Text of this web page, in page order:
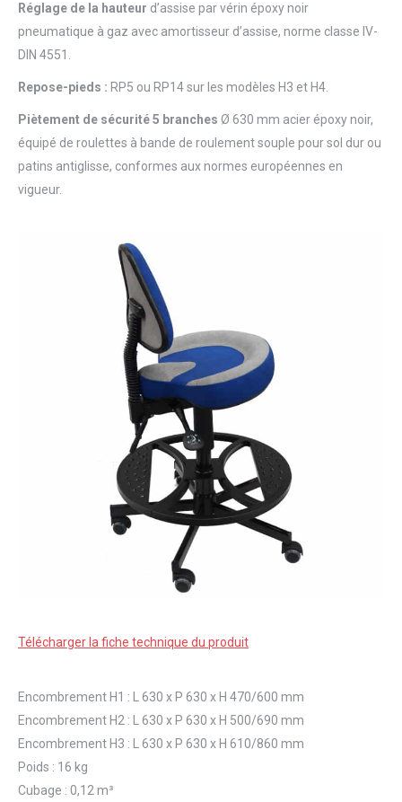
Réglage de la hauteur d’assise par vérin époxy noir
pneumatique à gaz avec amortisseur d’assise, norme classe IV-
DIN 4551.
Repose-pieds : RP5 ou RP14 sur les modèles H3 et H4.
Piètement de sécurité 5 branches Ø 630 mm acier époxy noir,
équipé de roulettes à bande de roulement souple pour sol dur ou
patins antiglisse, conformes aux normes européennes en
vigueur.
Télécharger la fiche technique du produit
Encombrement H1 : L 630 x P 630 x H 470/600 mm
Encombrement H2 : L 630 x P 630 x H 500/690 mm
Encombrement H3 : L 630 x P 630 x H 610/860 mm
Poids : 16 kg
Cubage : 0,12 m³